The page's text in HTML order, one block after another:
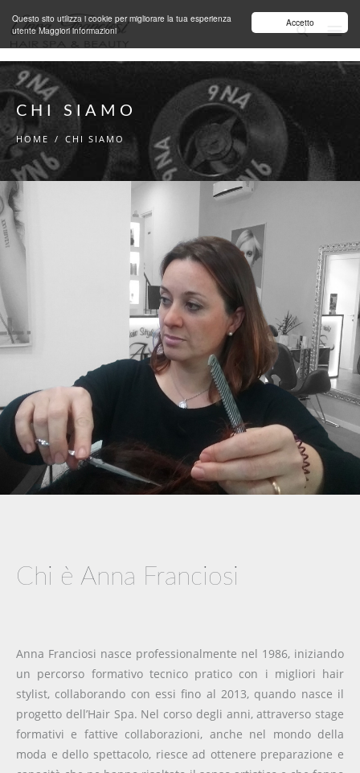
Accetto
Questo sito utilizza i cookie per migliorare la tua esperienza
utenteMaggiori informazioni
Salta al contenuto principale
CHI SIAMO
HOME / CHI SIAMO
Chi è Anna Franciosi
Anna Franciosi nasce professionalmente nel 1986, iniziando
un percorso formativo tecnico pratico con i migliori hair
stylist, collaborando con essi fino al 2013, quando nasce il
progetto dell’Hair Spa. Nel corso degli anni, attraverso stage
formativi e fattive collaborazioni, anche nel mondo della
moda e dello spettacolo, riesce ad ottenere preparazione e